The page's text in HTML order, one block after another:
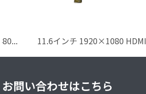
11.6インチ 1920×1080 HDMIタ
お問い合わせはこちら